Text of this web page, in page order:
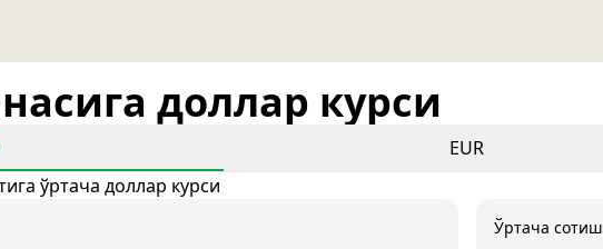
доллар курси
EUR
ўртача доллар курси
Ўртача сотиш